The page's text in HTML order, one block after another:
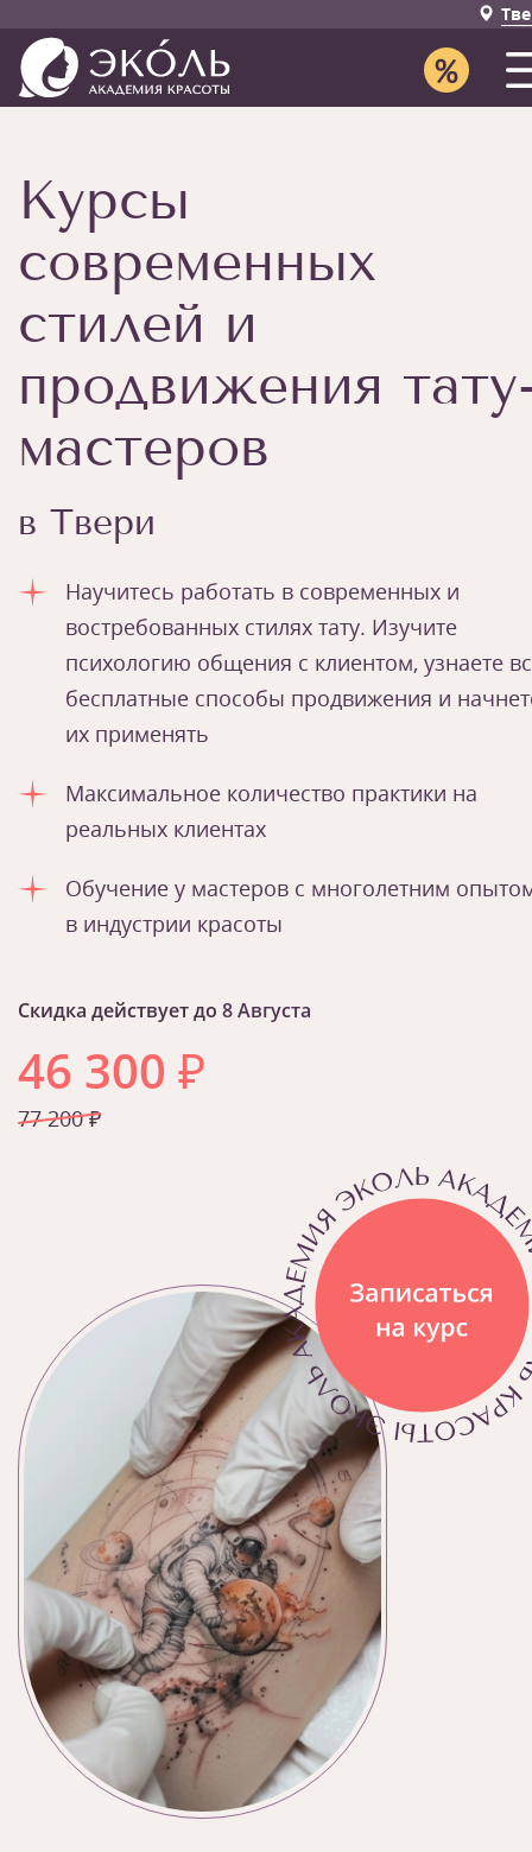
Курсы
современных
стилей и
продвижения
мастеров
в Твери
Научитесь работать в современных и
востребованных стилях тату. Изучите
психологию общения с клиентом, узнаете
бесплатные способы продвижения и
их применять
Максимальное количество практики на
реальных клиентах
Обучение у мастеров с многолетним
в индустрии красоты
Скидка действует до 8 Августа
46 300 ₽
77 200 ₽